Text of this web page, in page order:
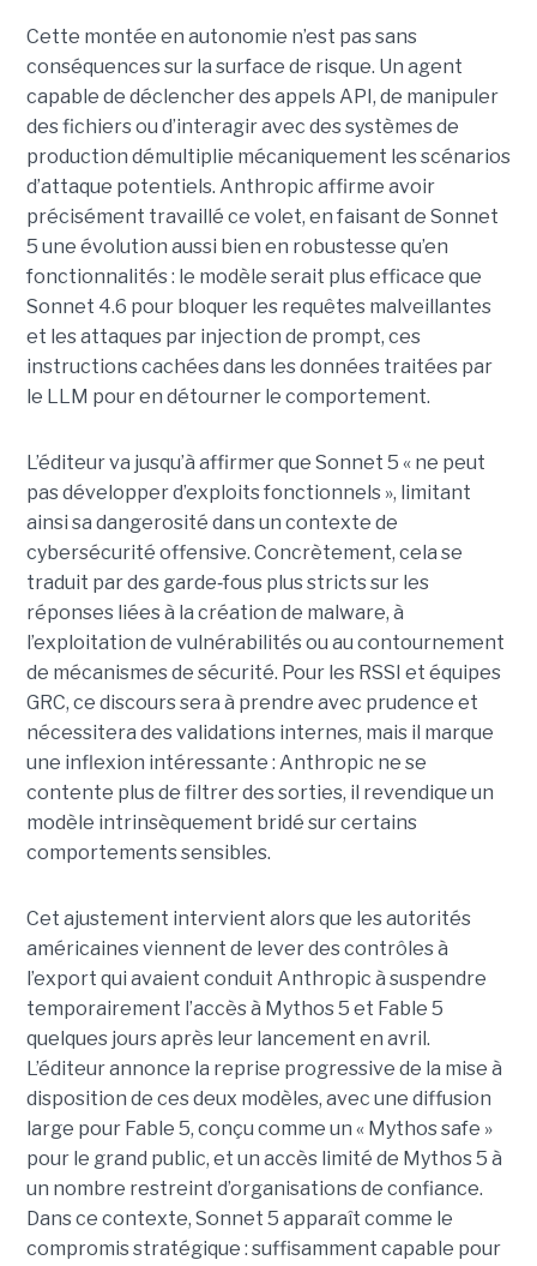
Cette montée en autonomie n’est pas sans
conséquences sur la surface de risque. Un agent
capable de déclencher des appels API, de manipuler
des fichiers ou d’interagir avec des systèmes de
production démultiplie mécaniquement les scénarios
d’attaque potentiels. Anthropic affirme avoir
précisément travaillé ce volet, en faisant de Sonnet
5 une évolution aussi bien en robustesse qu’en
fonctionnalités : le modèle serait plus efficace que
Sonnet 4.6 pour bloquer les requêtes malveillantes
et les attaques par injection de prompt, ces
instructions cachées dans les données traitées par
le LLM pour en détourner le comportement.
L’éditeur va jusqu’à affirmer que Sonnet 5 « ne peut
pas développer d’exploits fonctionnels », limitant
ainsi sa dangerosité dans un contexte de
cybersécurité offensive. Concrètement, cela se
traduit par des garde‑fous plus stricts sur les
réponses liées à la création de malware, à
l’exploitation de vulnérabilités ou au contournement
de mécanismes de sécurité. Pour les RSSI et équipes
GRC, ce discours sera à prendre avec prudence et
nécessitera des validations internes, mais il marque
une inflexion intéressante : Anthropic ne se
contente plus de filtrer des sorties, il revendique un
modèle intrinsèquement bridé sur certains
comportements sensibles.
Cet ajustement intervient alors que les autorités
américaines viennent de lever des contrôles à
l’export qui avaient conduit Anthropic à suspendre
temporairement l’accès à Mythos 5 et Fable 5
quelques jours après leur lancement en avril.
L’éditeur annonce la reprise progressive de la mise à
disposition de ces deux modèles, avec une diffusion
large pour Fable 5, conçu comme un « Mythos safe »
pour le grand public, et un accès limité de Mythos 5 à
un nombre restreint d’organisations de confiance.
Dans ce contexte, Sonnet 5 apparaît comme le
compromis stratégique : suffisamment capable pour